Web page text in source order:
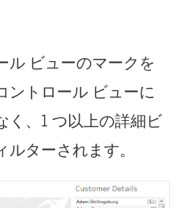
ル ビューのマークを
ントロール ビューに
く、1 つ以上の詳細ビ
ルターされます。